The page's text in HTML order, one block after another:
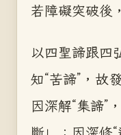
若障礙突破後
以四聖諦跟四
知“苦諦”，故
因深解“集諦”